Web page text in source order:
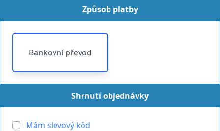
Způsob platby
Bankovní převod
Shrnutí objednávky
Mám slevový kód